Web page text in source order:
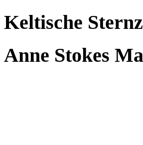
Keltische
Anne Stokes